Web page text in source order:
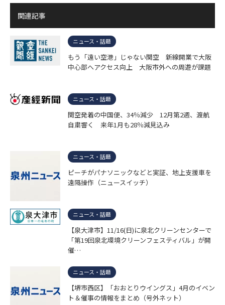
関連記事
ニュース・話題
もう「遠い空港」じゃない関空 新線開業で大阪
中心部へアクセス向上 大阪市外への周遊が課題
ニュース・話題
関空発着の中国便、34％減少 12月第2週、渡航
自粛響く 来年1月も28％減見込み
ニュース・話題
ピーチがパナソニックなどと実証、地上支援車を
遠隔操作（ニュースイッチ）
ニュース・話題
【泉大津市】11/16(日)に泉北クリーンセンターで
「第19回泉北環境クリーンフェスティバル」が開
催…
ニュース・話題
【堺市西区】「おおとりウイングス」4月のイベン
ト＆催事の情報をまとめ（号外ネット）